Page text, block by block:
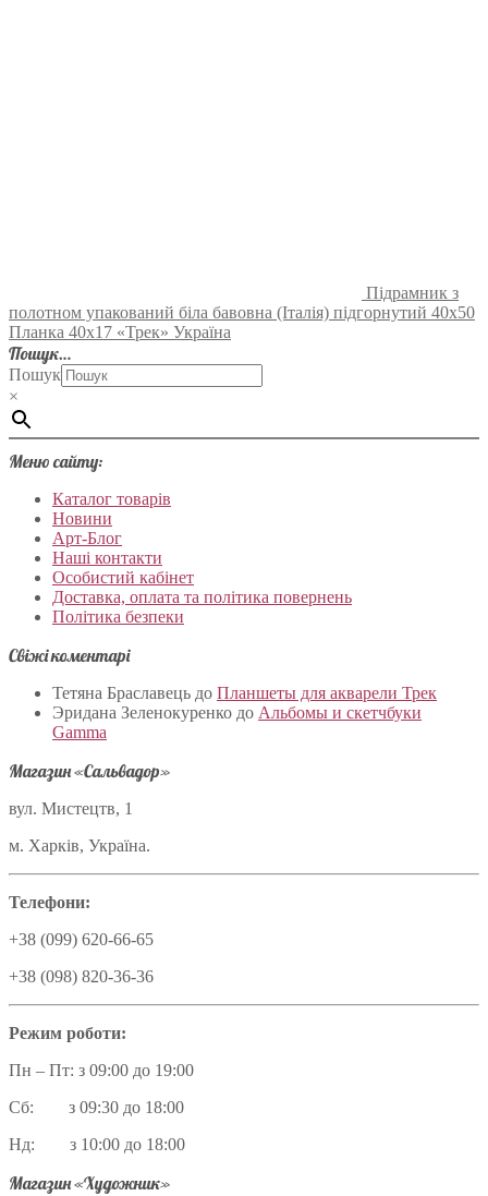
Підрамник з
полотном упакований біла бавовна (Італія) підгорнутий 40х50
Планка 40х17 «Трек» Україна
Пошук…
Пошук
×
Меню сайту:
Каталог товарів
Новини
Арт-Блог
Наші контакти
Особистий кабінет
Доставка, оплата та політика повернень
Політика безпеки
Свіжі коментарі
Тетяна Браславець до Планшеты для акварели Трек
Эридана Зеленокуренко до Альбомы и скетчбуки
Gamma
Магазин «Сальвадор»
вул. Мистецтв, 1
м. Харків, Україна.
Телефони:
+38 (099) 620-66-65
+38 (098) 820-36-36
Режим роботи:
Пн – Пт: з 09:00 до 19:00
Сб: з 09:30 до 18:00
Нд: з 10:00 до 18:00
Магазин «Художник»